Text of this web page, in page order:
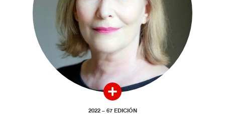
2022 – 67 EDICIÓN